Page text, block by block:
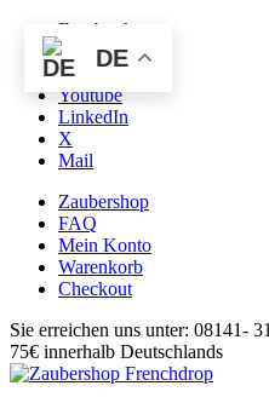
Facebook
Instagram
Pinterest
Youtube
LinkedIn
X
Mail
Zaubershop
FAQ
Mein Konto
Warenkorb
Checkout
Sie erreichen uns unter: 08141-
75€ innerhalb Deutschlands
DE